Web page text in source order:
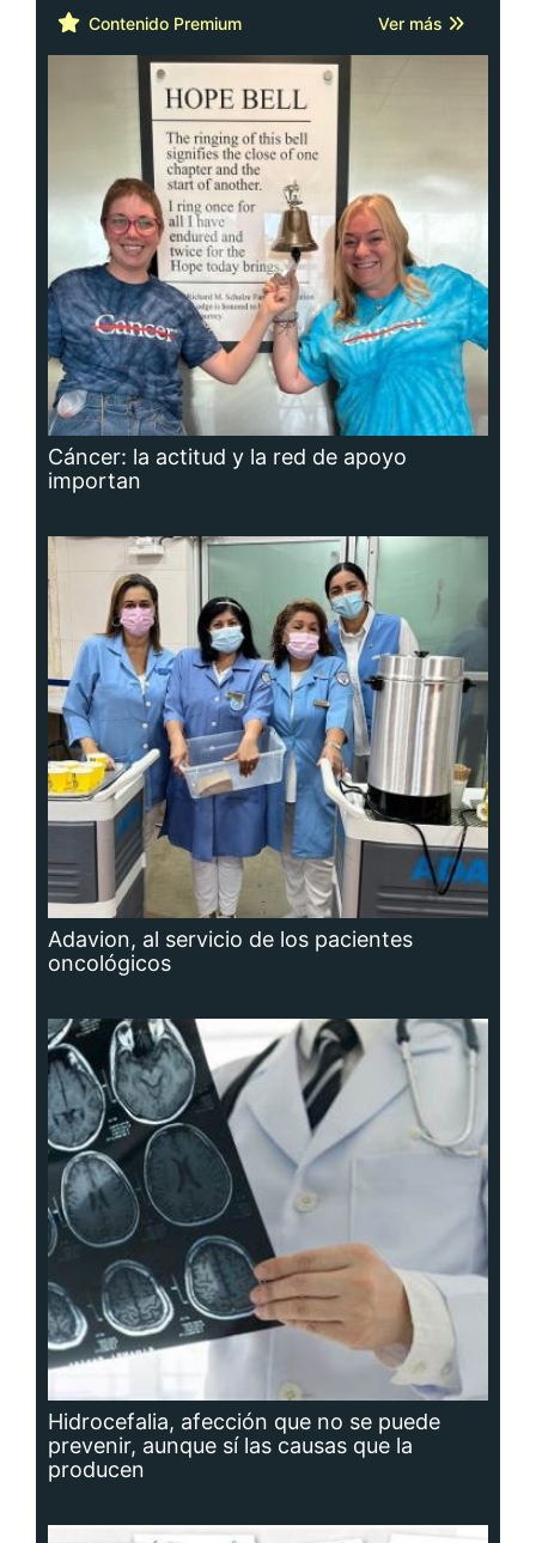
Cáncer: la actitud y la red de apoyo
importan
Adavion, al servicio de los pacientes
oncológicos
Hidrocefalia, afección que no se puede
prevenir, aunque sí las causas que la
producen